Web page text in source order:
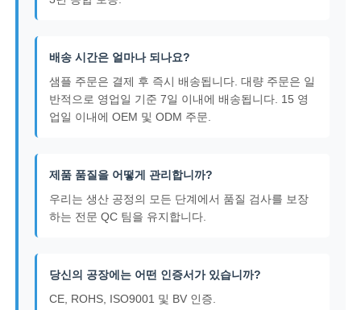
배송 시간은 얼마나 되나요?
샘플 주문은 결제 후 즉시 배송됩니다. 대량 주문은 일
반적으로 영업일 기준 7일 이내에 배송됩니다. 15 영
업일 이내에 OEM 및 ODM 주문.
제품 품질을 어떻게 관리합니까?
우리는 생산 공정의 모든 단계에서 품질 검사를 보장
하는 전문 QC 팀을 유지합니다.
당신의 공장에는 어떤 인증서가 있습니까?
CE, ROHS, ISO9001 및 BV 인증.